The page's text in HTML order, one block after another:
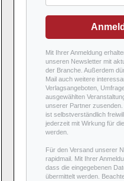
Mit Ihrer Anmeldung
unseren Newsletter mit
der Branche. Außerdem
Mail auch weitere
Verlagsangeboten,
ausgewählten
unserer Partner zusenden.
ist selbstverständlich
jederzeit mit Wirkung für
werden.
Für den Versand unserer
rapidmail. Mit Ihrer
dass die eingegebenen
übermittelt werden.